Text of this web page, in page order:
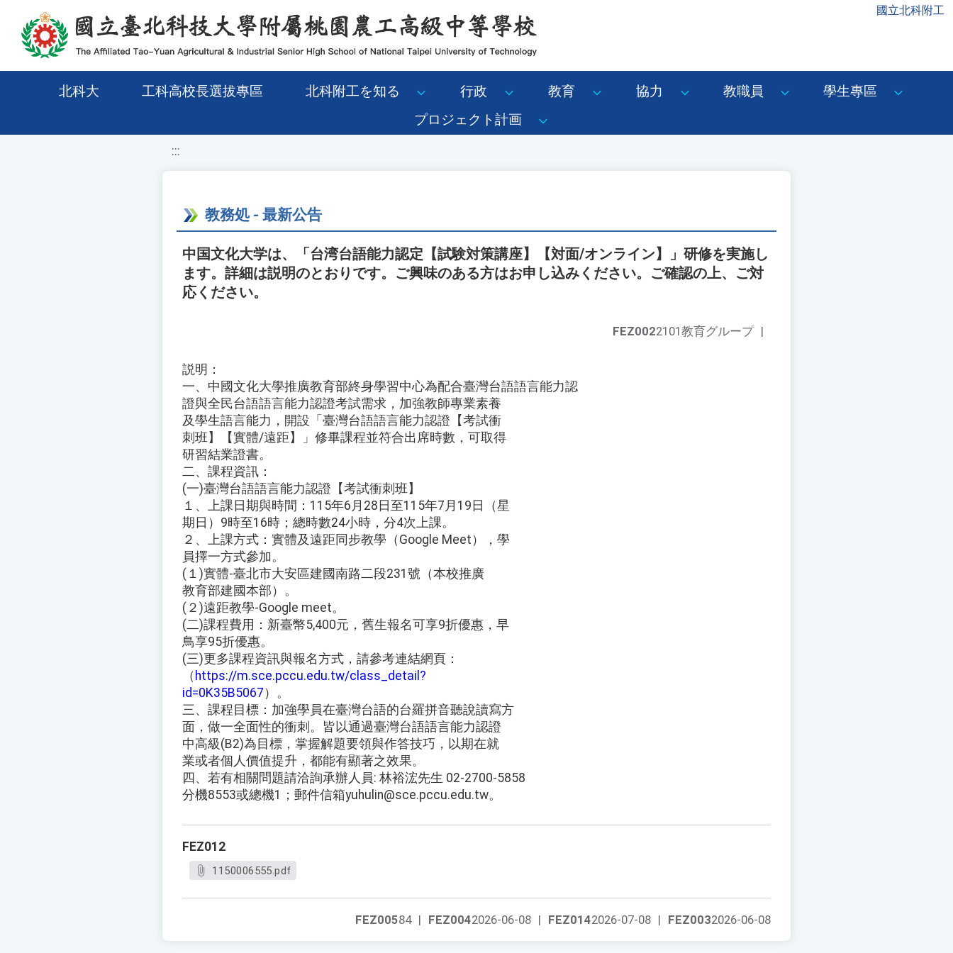
移至網頁之主要內容區位置 國立北科附工
北科大 工科高校長選拔專區 北科附工を知る 行政 教育 協力 教職員
學生專區
プロジェクト計画
:::
教務処 - 最新公告
中国文化大学は、「台湾台語能力認定【試験対策講座】【対面/オンライン】」研修を実施し
ます。詳細は説明のとおりです。ご興味のある方はお申し込みください。ご確認の上、ご対
応ください。
FEZ0022101教育グループ |
説明：
一、中國文化大學推廣教育部終身學習中心為配合臺灣台語語言能力認
證與全民台語語言能力認證考試需求，加強教師專業素養
及學生語言能力，開設「臺灣台語語言能力認證【考試衝
刺班】【實體/遠距】」修畢課程並符合出席時數，可取得
研習結業證書。
二、課程資訊：
(一)臺灣台語語言能力認證【考試衝刺班】
１、上課日期與時間：115年6月28日至115年7月19日（星
期日）9時至16時；總時數24小時，分4次上課。
２、上課方式：實體及遠距同步教學（Google Meet），學
員擇一方式參加。
(１)實體-臺北市大安區建國南路二段231號（本校推廣
教育部建國本部）。
(２)遠距教學-Google meet。
(二)課程費用：新臺幣5,400元，舊生報名可享9折優惠，早
鳥享95折優惠。
(三)更多課程資訊與報名方式，請參考連結網頁：
（ https://m.sce.pccu.edu.tw/class_detail?
id=0K35B5067 ）。
三、課程目標：加強學員在臺灣台語的台羅拼音聽說讀寫方
面，做一全面性的衝刺。皆以通過臺灣台語語言能力認證
中高級(B2)為目標，掌握解題要領與作答技巧，以期在就
業或者個人價值提升，都能有顯著之效果。
四、若有相關問題請洽詢承辦人員: 林裕浤先生 02-2700-5858
分機8553或總機1；郵件信箱yuhulin@sce.pccu.edu.tw。
FEZ012
1150006555.pdf
FEZ0032026-06-08
FEZ0142026-07-08 |
FEZ0042026-06-08 |
FEZ00584 |